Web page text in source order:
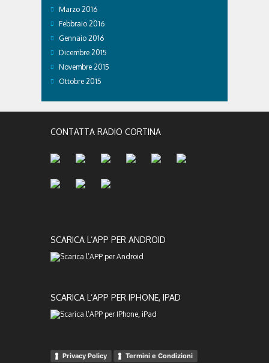
Marzo 2016
Febbraio 2016
Gennaio 2016
Dicembre 2015
Novembre 2015
Ottobre 2015
CONTATTA RADIO CORTINA
SCARICA L’APP PER ANDROID
SCARICA L’APP PER IPHONE, IPAD
Privacy Policy Termini e Condizioni